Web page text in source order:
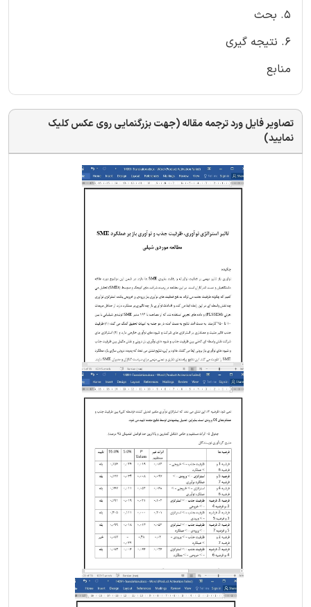
5. بحث
6. نتیجه گیری
منابع
تصاویر فایل ورد ترجمه مقاله (جهت بزرگنمایی روی عکس کلیک
نمایید)